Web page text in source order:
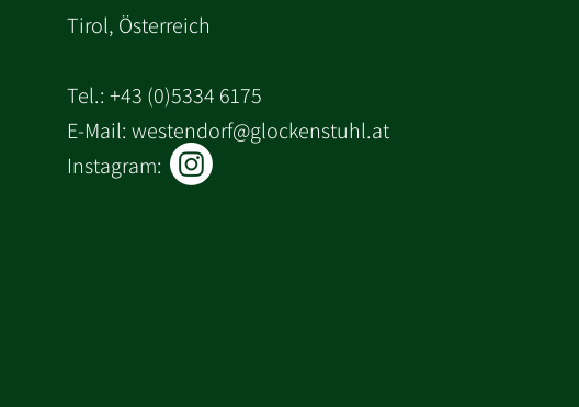
Tirol, Österreich
Tel.: +43 (0)5334 6175
E-Mail: westendorf@glockenstuhl.at
Instagram: